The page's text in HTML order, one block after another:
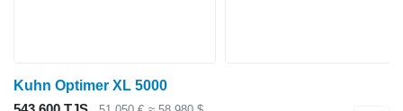
Kuhn Optimer XL 5000